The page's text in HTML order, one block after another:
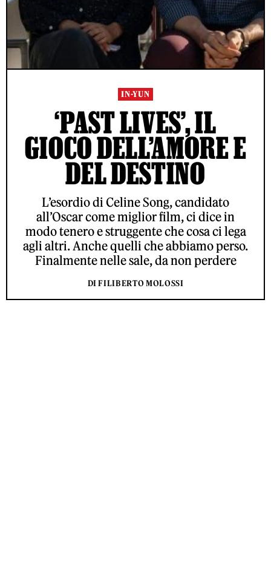
IN-YUN
‘PAST LIVES’, IL
GIOCO DELL’AMORE E
DEL DESTINO
L’esordio di Celine Song, candidato
all’Oscar come miglior film, ci dice in
modo tenero e struggente che cosa ci lega
agli altri. Anche quelli che abbiamo perso.
Finalmente nelle sale, da non perdere
DI FILIBERTO MOLOSSI